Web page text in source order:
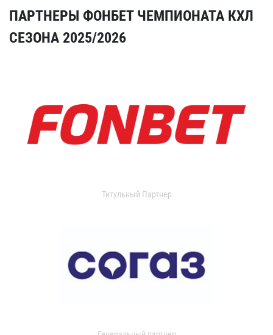
ПАРТНЕРЫ ФОНБЕТ ЧЕМПИОНАТА КХЛ
СЕЗОНА 2025/2026
Титульный Партнер